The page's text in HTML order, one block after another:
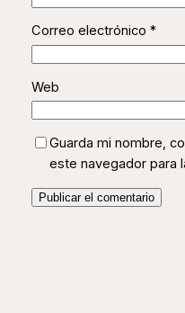
Correo electrónico *
Web
Guarda mi nombre,
este navegador para